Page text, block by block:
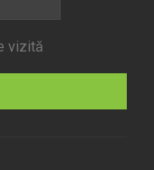
vizită